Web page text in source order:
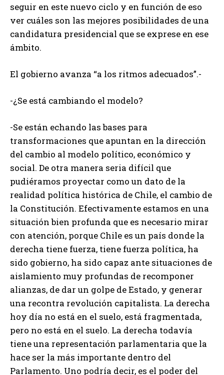
seguir en este nuevo ciclo y en función de eso
ver cuáles son las mejores posibilidades de una
candidatura presidencial que se exprese en ese
ámbito.
El gobierno avanza “a los ritmos adecuados”.-
-¿Se está cambiando el modelo?
-Se están echando las bases para
transformaciones que apuntan en la dirección
del cambio al modelo político, económico y
social. De otra manera seria difícil que
pudiéramos proyectar como un dato de la
realidad política histórica de Chile, el cambio de
la Constitución. Efectivamente estamos en una
situación bien profunda que es necesario mirar
con atención, porque Chile es un país donde la
derecha tiene fuerza, tiene fuerza política, ha
sido gobierno, ha sido capaz ante situaciones de
aislamiento muy profundas de recomponer
alianzas, de dar un golpe de Estado, y generar
una recontra revolución capitalista. La derecha
hoy día no está en el suelo, está fragmentada,
pero no está en el suelo. La derecha todavía
tiene una representación parlamentaria que la
hace ser la más importante dentro del
Parlamento. Uno podría decir, es el poder del